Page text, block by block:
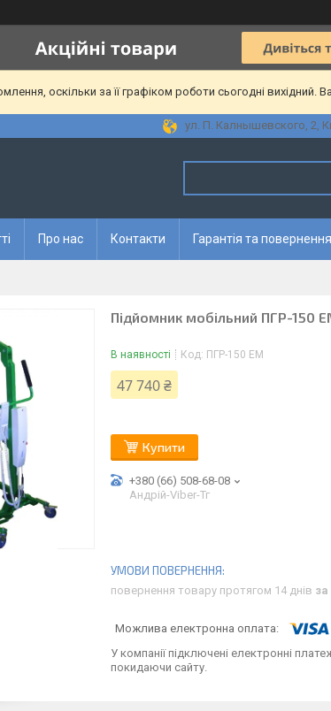
оскільки за її графіком роботи сьогодні
ул. П. Калнышевского, 2,
Про нас Контакти Гарантія та повернення
Підйомник мобільний ПГР-150
В наявності Код: ПГР-150 ЕМ
47 740 ₴
Купити
+380 (66) 508-68-08
Андрій-Viber-Тг
повернення товару протягом 14 днів
У компанії підключені електронні
покидаючи сайту.